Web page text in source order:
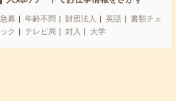
急募 年齢不問 財団法人 英語
書類チェ
ック
テレビ局 封入 大学